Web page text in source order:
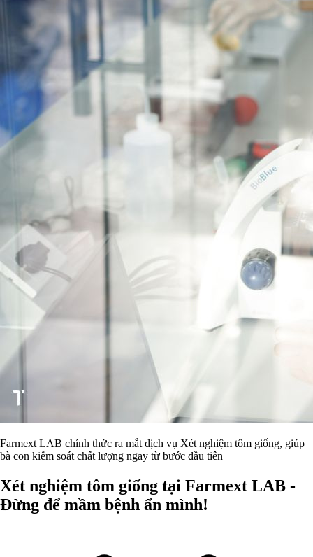
Farmext LAB chính thức ra mắt dịch vụ Xét nghiệm tôm giống, giúp
bà con kiểm soát chất lượng ngay từ bước đầu tiên
Xét nghiệm tôm giống tại Farmext LAB -
Đừng để mầm bệnh ẩn mình!